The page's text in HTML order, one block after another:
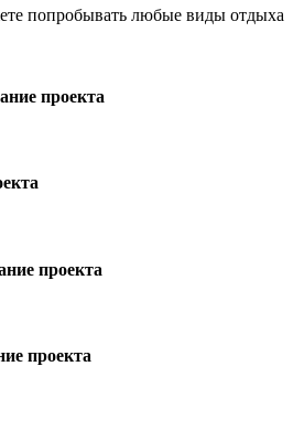
попробывать любые виды отдыха
проекта
проекта
проекта